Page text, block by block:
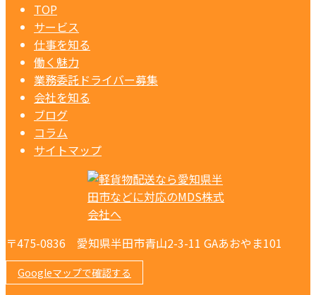
TOP
サービス
仕事を知る
働く魅力
業務委託ドライバー募集
会社を知る
ブログ
コラム
サイトマップ
〒475-0836 愛知県半田市青山2-3-11 GAあおやま101
Googleマップで確認する